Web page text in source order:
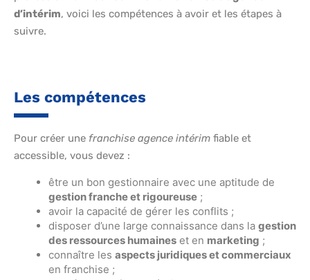
d’intérim, voici les compétences à avoir et les étapes à
suivre.
Les compétences
Pour créer une franchise agence intérim fiable et
accessible, vous devez :
être un bon gestionnaire avec une aptitude de
gestion franche et rigoureuse ;
avoir la capacité de gérer les conflits ;
disposer d’une large connaissance dans la gestion
des ressources humaines et en marketing ;
connaître les aspects juridiques et commerciaux
en franchise ;